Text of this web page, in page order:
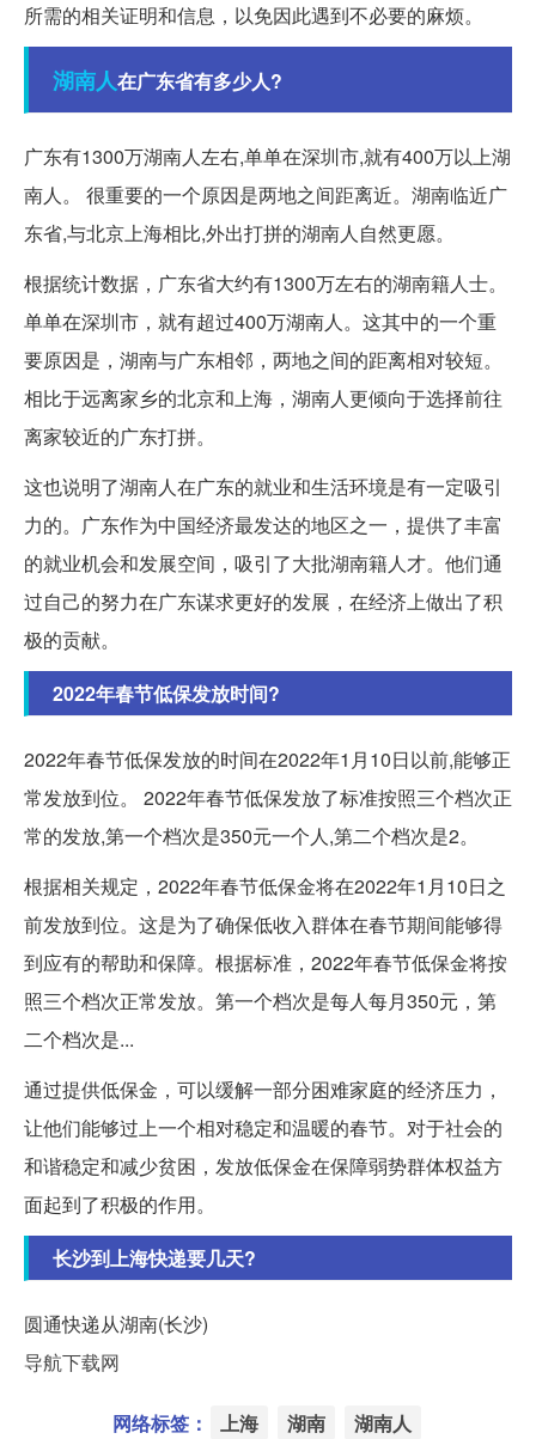
所需的相关证明和信息，以免因此遇到不必要的麻烦。
湖南人在广东省有多少人?
广东有1300万湖南人左右,单单在深圳市,就有400万以上湖
南人。 很重要的一个原因是两地之间距离近。湖南临近广
东省,与北京上海相比,外出打拼的湖南人自然更愿。
根据统计数据，广东省大约有1300万左右的湖南籍人士。
单单在深圳市，就有超过400万湖南人。这其中的一个重
要原因是，湖南与广东相邻，两地之间的距离相对较短。
相比于远离家乡的北京和上海，湖南人更倾向于选择前往
离家较近的广东打拼。
这也说明了湖南人在广东的就业和生活环境是有一定吸引
力的。广东作为中国经济最发达的地区之一，提供了丰富
的就业机会和发展空间，吸引了大批湖南籍人才。他们通
过自己的努力在广东谋求更好的发展，在经济上做出了积
极的贡献。
2022年春节低保发放时间?
2022年春节低保发放的时间在2022年1月10日以前,能够正
常发放到位。 2022年春节低保发放了标准按照三个档次正
常的发放,第一个档次是350元一个人,第二个档次是2。
根据相关规定，2022年春节低保金将在2022年1月10日之
前发放到位。这是为了确保低收入群体在春节期间能够得
到应有的帮助和保障。根据标准，2022年春节低保金将按
照三个档次正常发放。第一个档次是每人每月350元，第
二个档次是...
通过提供低保金，可以缓解一部分困难家庭的经济压力，
让他们能够过上一个相对稳定和温暖的春节。对于社会的
和谐稳定和减少贫困，发放低保金在保障弱势群体权益方
面起到了积极的作用。
长沙到上海快递要几天?
圆通快递从湖南(长沙)
导航下载网
网络标签： 上海 湖南 湖南人